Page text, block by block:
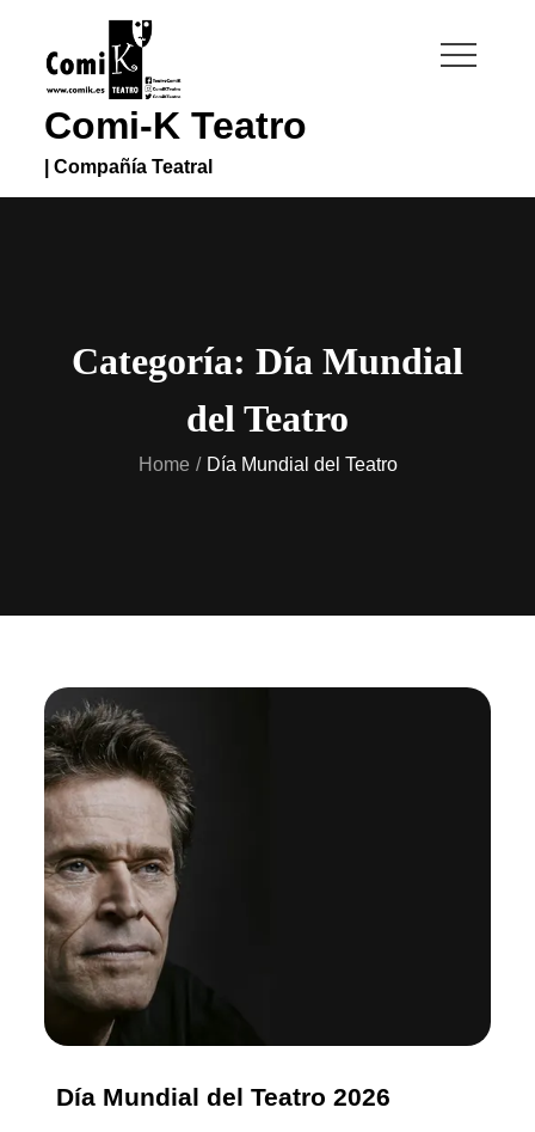
content
Comi-K Teatro
| Compañía Teatral
Categoría: Día Mundial
del Teatro
Home Día Mundial del Teatro
Día Mundial del Teatro 2026